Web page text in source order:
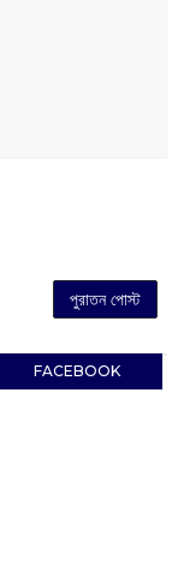
পুরাতন পোস্ট
FACEBOOK